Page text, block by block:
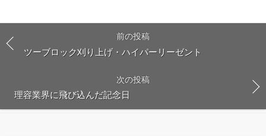
前の投稿
ツーブロック刈り上げ・ハイパーリーゼント
次の投稿
理容業界に飛び込んだ記念日